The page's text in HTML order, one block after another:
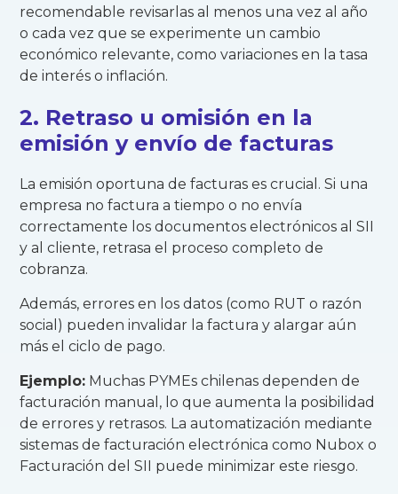
recomendable revisarlas al menos una vez al año
o cada vez que se experimente un cambio
económico relevante, como variaciones en la tasa
de interés o inflación.
2. Retraso u omisión en la
emisión y envío de facturas
La emisión oportuna de facturas es crucial. Si una
empresa no factura a tiempo o no envía
correctamente los documentos electrónicos al SII
y al cliente, retrasa el proceso completo de
cobranza.
Además, errores en los datos (como RUT o razón
social) pueden invalidar la factura y alargar aún
más el ciclo de pago.
Ejemplo: Muchas PYMEs chilenas dependen de
facturación manual, lo que aumenta la posibilidad
de errores y retrasos. La automatización mediante
sistemas de facturación electrónica como Nubox o
Facturación del SII puede minimizar este riesgo.